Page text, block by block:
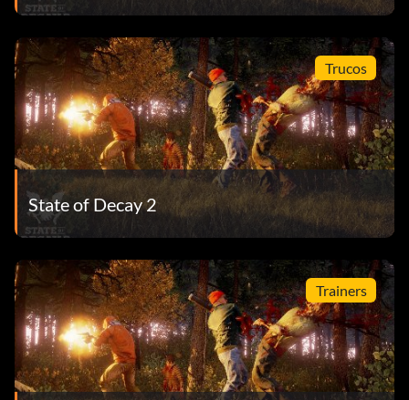
Trucos
State of Decay 2
Trainers